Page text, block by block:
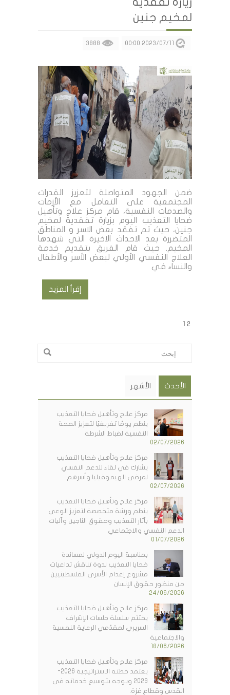
لمخيم جنين
ضمن الجهود المتواصلة لتعزيز القدرات
المجتمعية على التعامل مع الأزمات
والصدمات النفسية، قام مركز علاج وتأهيل
ضحايا التعذيب اليوم بزيارة تفقدية لمخيم
جنين، حيث تم تفقد بعض الاسر و المناطق
المتضررة بعد الاحداث الاخيرة التي شهدها
المخيم. حيث قام الفريق بتقديم خدمة
العلاج النفسي الأولي لبعض الأسر والأطفال
والنساء في
إقرأ المزيد
2
الأحدث الأشهر
مركز علاج وتأهيل ضحايا التعذيب
ينظم يومًا تفريغيًا لتعزيز الصحة
النفسية لضباط الشرطة
02/07/2026
مركز علاج وتأهيل ضحايا التعذيب
يشارك في لقاء للدعم النفسي
لمرضى الهيموفيليا وأسرهم
02/07/2026
مركز علاج وتأهيل ضحايا التعذيب
ينظم ورشة متخصصة لتعزيز الوعي
بآثار التعذيب وحقوق الناجين وآليات
الدعم النفسي والاجتماعي
01/07/2026
بمناسبة اليوم الدولي لمساندة
ضحايا التعذيب ندوة تناقش تداعيات
مشروع إعدام الأسرى الفلسطينيين
من منظور حقوق الإنسان
24/06/2026
مركز علاج وتأهيل ضحايا التعذيب
يختتم سلسلة جلسات الإشراف
السريري لمقدّمي الرعاية النفسية
والاجتماعية
18/06/2026
مركز علاج وتأهيل ضحايا التعذيب
يعتمد خطته الاستراتيجية 2026-
2029 ويوجه بتوسيع خدماته في
القدس وقطاع غزة.